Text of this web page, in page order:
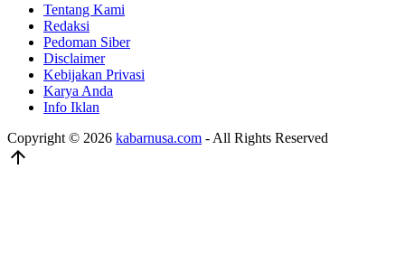
Tentang Kami
Redaksi
Pedoman Siber
Disclaimer
Kebijakan Privasi
Karya Anda
Info Iklan
Copyright © 2026 kabarnusa.com - All Rights Reserved
arrow_upward